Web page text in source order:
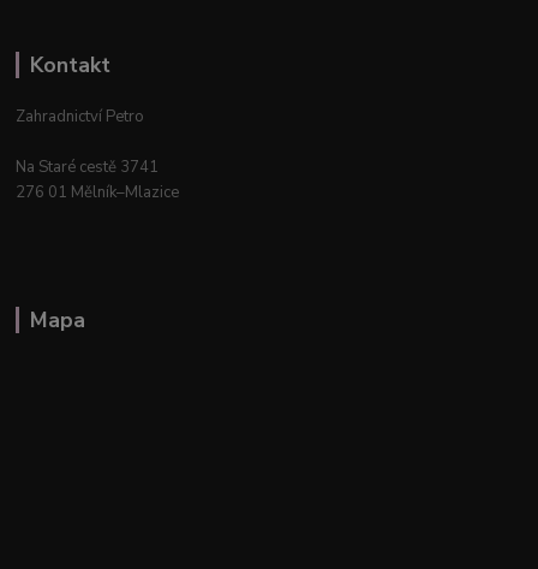
Kontakt
Zahradnictví Petro
Na Staré cestě 3741
276 01 Mělník–Mlazice
Mapa